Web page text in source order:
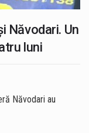
Năvodari. Un
luni
Năvodari au